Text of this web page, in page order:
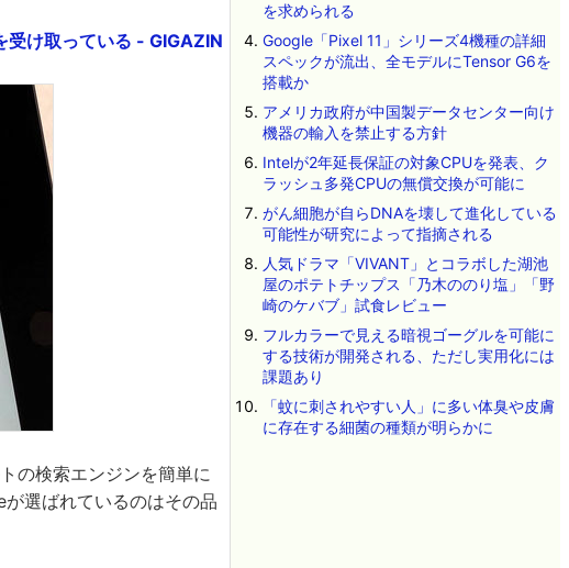
け取っている - GIGAZIN
の検索エンジンを簡単に
選ばれているのはその品
を求められる
Google「Pixel 11」シリーズ4機種の詳細
スペックが流出、全モデルにTensor G6を
搭載か
アメリカ政府が中国製データセンター向け
機器の輸入を禁止する方針
Intelが2年延長保証の対象CPUを発表、ク
ラッシュ多発CPUの無償交換が可能に
がん細胞が自らDNAを壊して進化している
可能性が研究によって指摘される
人気ドラマ「VIVANT」とコラボした湖池
屋のポテトチップス「乃木ののり塩」「野
崎のケバブ」試食レビュー
フルカラーで見える暗視ゴーグルを可能に
する技術が開発される、ただし実用化には
課題あり
「蚊に刺されやすい人」に多い体臭や皮膚
に存在する細菌の種類が明らかに